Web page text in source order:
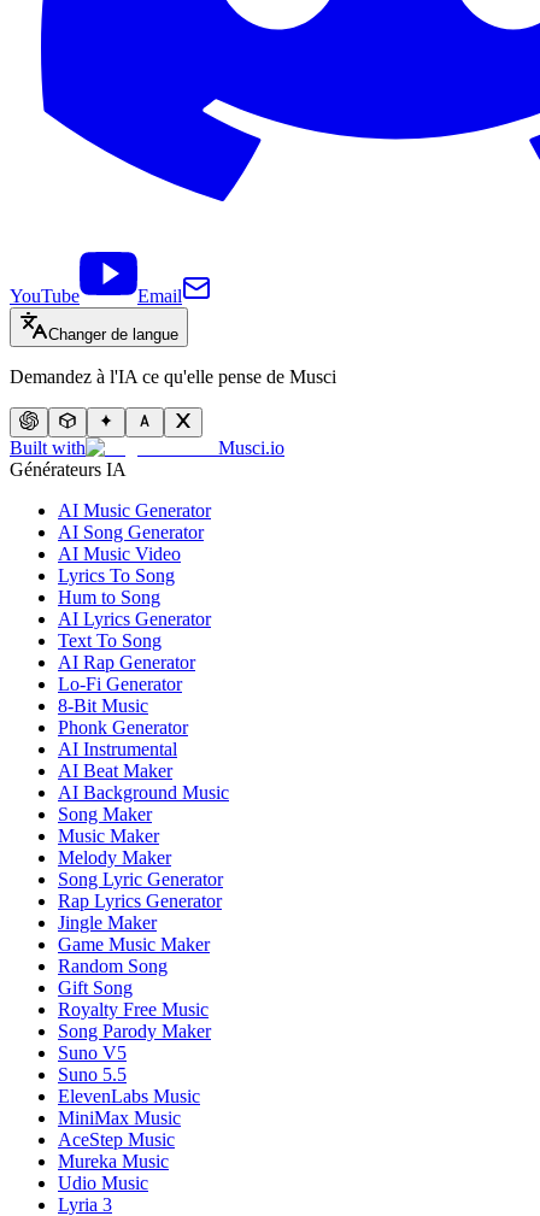
YouTube Email
Changer de langue
Demandez à l'IA ce qu'elle pense de Musci
Built with
Musci.io
Générateurs IA
AI Music Generator
AI Song Generator
AI Music Video
Lyrics To Song
Hum to Song
AI Lyrics Generator
Text To Song
AI Rap Generator
Lo-Fi Generator
8-Bit Music
Phonk Generator
AI Instrumental
AI Beat Maker
AI Background Music
Song Maker
Music Maker
Melody Maker
Song Lyric Generator
Rap Lyrics Generator
Jingle Maker
Game Music Maker
Random Song
Gift Song
Royalty Free Music
Song Parody Maker
Suno V5
Suno 5.5
ElevenLabs Music
MiniMax Music
AceStep Music
Mureka Music
Udio Music
Lyria 3